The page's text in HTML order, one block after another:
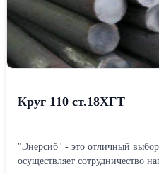
Круг 110 ст.18ХГТ
"Энерсиб" - это отличный
осуществляет сотрудничество